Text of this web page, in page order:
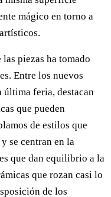
mágico en torno a
piezas ha tomado
Entre los nuevos
última feria, destacan
que pueden
de estilos que
se centran en la
que dan equilibrio a la
que rozan casi lo
de los